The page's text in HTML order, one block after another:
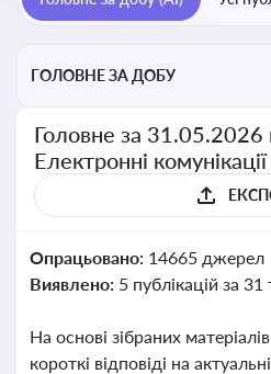
ГОЛОВНЕ ЗА ДОБУ
Головне за 31.05.2026
Електронні комунікації
Опрацьовано: 14665 джерел
Виявлено: 5 публікацій за 31
На основі зібраних
короткі відповіді на